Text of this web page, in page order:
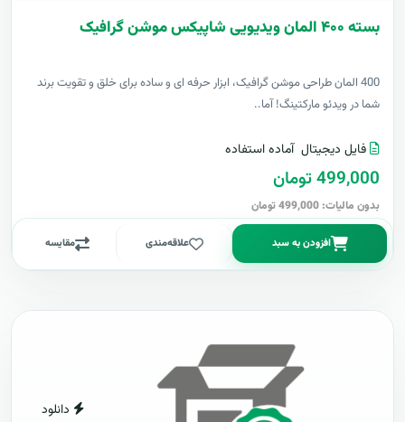
بسته ۴۰۰ المان ویدیویی شاپیکس موشن گرافیک
400 المان طراحی موشن گرافیک، ابزار حرفه ای و ساده برای خلق و تقویت برند
شما در ویدئو مارکتینگ! آما..
فایل دیجیتال آماده استفاده
499,000 تومان
بدون مالیات: 499,000 تومان
افزودن به سبد علاقه‌مندی مقایسه
دانلود